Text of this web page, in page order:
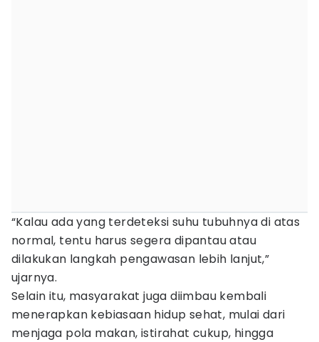
“Kalau ada yang terdeteksi suhu tubuhnya di atas
normal, tentu harus segera dipantau atau
dilakukan langkah pengawasan lebih lanjut,”
ujarnya.
Selain itu, masyarakat juga diimbau kembali
menerapkan kebiasaan hidup sehat, mulai dari
menjaga pola makan, istirahat cukup, hingga